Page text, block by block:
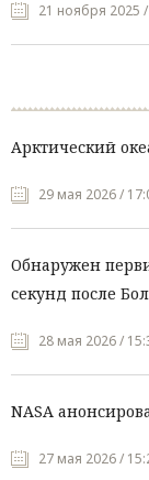
21 ноября 2025 /
Арктический
29 мая 2026 /
Обнаружен
секунд после
28 мая 2026 /
NASA
27 мая 2026 /